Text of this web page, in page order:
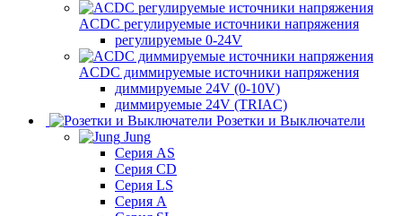
ACDC регулируемые источники напряжения
регулируемые 0-24V
ACDC диммируемые источники напряжения
диммируемые 24V (0-10V)
диммируемые 24V (TRIAC)
Розетки и Выключатели
Jung
Серия AS
Серия CD
Серия LS
Серия A